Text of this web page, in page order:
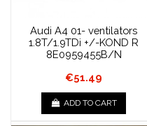
Audi A4 01- ventilators
1.8T/1.9TDi +/-KOND R
8E0959455B/N
€51.49
ADD TO CART